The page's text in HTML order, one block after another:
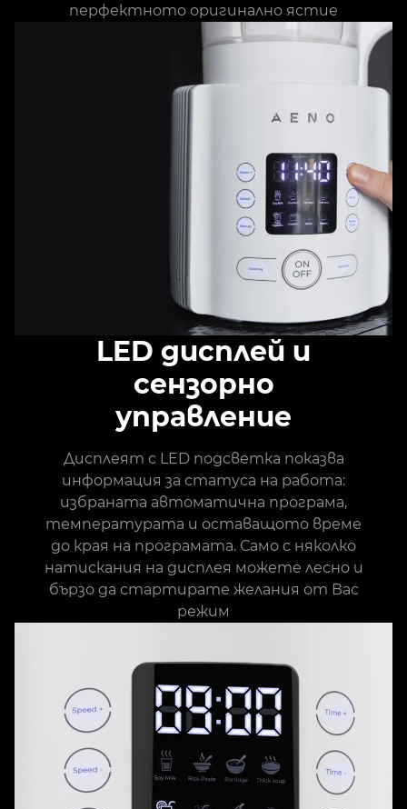
перфектното оригинално ястие
LED дисплей и
сензорно
управление
Дисплеят с LED подсветка показва
информация за статуса на работа:
избраната автоматична програма,
температурата и оставащото време
до края на програмата. Само с няколко
натискания на дисплея можете лесно и
бързо да стартирате желания от Вас
режим